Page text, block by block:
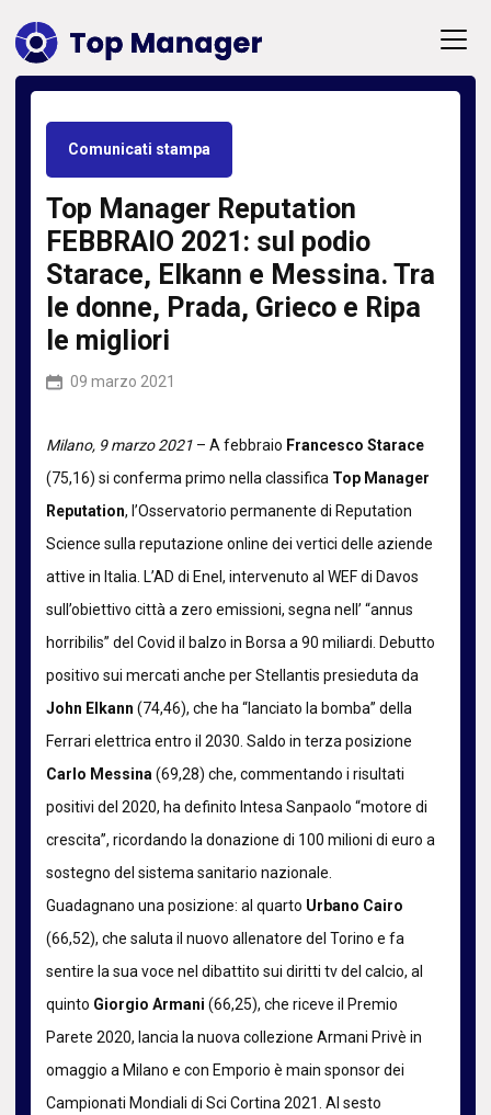
Comunicati stampa
Top Manager Reputation
FEBBRAIO 2021: sul podio
Starace, Elkann e Messina. Tra
le donne, Prada, Grieco e Ripa
le migliori
09 marzo 2021
Milano, 9 marzo 2021 – A febbraio Francesco Starace
(75,16) si conferma primo nella classifica Top Manager
Reputation, l’Osservatorio permanente di Reputation
Science sulla reputazione online dei vertici delle aziende
attive in Italia. L’AD di Enel, intervenuto al WEF di Davos
sull’obiettivo città a zero emissioni, segna nell’ “annus
horribilis” del Covid il balzo in Borsa a 90 miliardi. Debutto
positivo sui mercati anche per Stellantis presieduta da
John Elkann (74,46), che ha “lanciato la bomba” della
Ferrari elettrica entro il 2030. Saldo in terza posizione
Carlo Messina(69,28) che, commentando i risultati
positivi del 2020, ha definito Intesa Sanpaolo “motore di
crescita”, ricordando la donazione di 100 milioni di euro a
sostegno del sistema sanitario nazionale.
Guadagnano una posizione: al quarto Urbano Cairo
(66,52), che saluta il nuovo allenatore del Torino e fa
sentire la sua voce nel dibattito sui diritti tv del calcio, al
quinto Giorgio Armani (66,25), che riceve il Premio
Parete 2020, lancia la nuova collezione Armani Privè in
omaggio a Milano e con Emporio è main sponsor dei
Campionati Mondiali di Sci Cortina 2021. Al sesto